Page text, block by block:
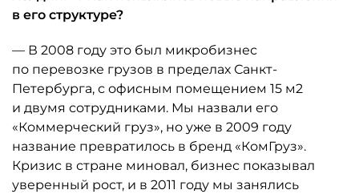
в его структуре?
— В 2008 году это был микробизнес
по перевозке грузов в пределах Санкт-
Петербурга, с офисным помещением 15 м2
и двумя сотрудниками. Мы назвали его
«Коммерческий груз», но уже в 2009 году
название превратилось в бренд «КомГруз».
Кризис в стране миновал, бизнес показывал
уверенный рост, и в 2011 году мы занялись